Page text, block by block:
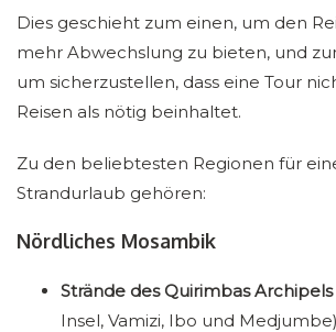
Dies geschieht zum einen, um den
mehr Abwechslung zu bieten, und
um sicherzustellen, dass eine Tour
Reisen als nötig beinhaltet.
Zu den beliebtesten Regionen für
Strandurlaub gehören:
Nördliches Mosambik
Strände des Quirimbas Archipels
Insel, Vamizi, Ibo und Medjumbe)